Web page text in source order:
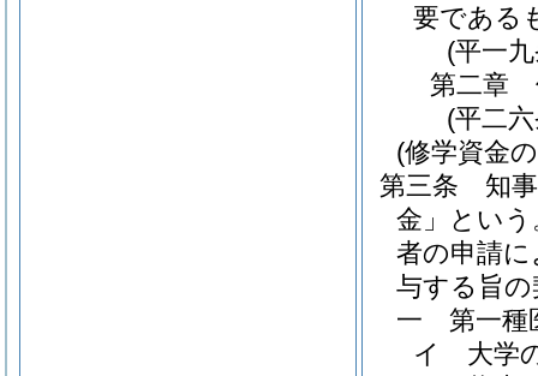
要である
(平一
第二章
(平二
(修学資金
第三条
知
金」という
者の申請
与する旨
一
第一種
イ
大学